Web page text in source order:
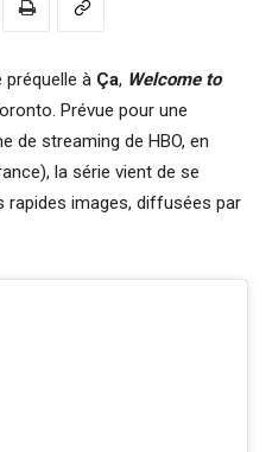
préquelle à Ça, Welcome to
Prévue pour une
de streaming de HBO, en
la série vient de se
rapides images, diffusées par